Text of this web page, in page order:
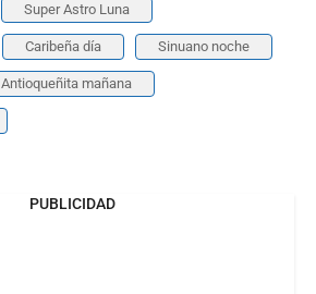
Super Astro Luna
Caribeña día Sinuano noche
Antioqueñita mañana
PUBLICIDAD